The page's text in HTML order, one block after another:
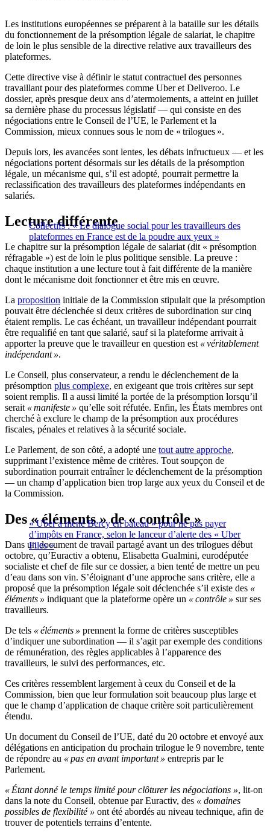
Les institutions européennes se préparent à la bataille sur les détails
du fonctionnement de la présomption légale de salariat, le chapitre
de loin le plus sensible de la directive relative aux travailleurs des
plateformes.
Cette directive vise à définir le statut contractuel des personnes
travaillant pour des plateformes comme Uber et Deliveroo. Le
dossier, après presque deux ans d’atermoiements, a atteint en juillet
sa dernière phase du processus législatif — qui consiste en des
négociations entre le Conseil de l’UE, le Parlement et la
Commission, mieux connues sous le nom de « trilogues ».
Depuis lors, les avancées sont lentes, les débats infructueux — et les
négociations portent désormais sur les détails de la présomption
légale, un mécanisme qui, s’il est adopté, pourrait permettre la
reclassification des travailleurs des plateformes indépendants en
salariés.
Collectifs : « Le dialogue social pour les travailleurs des
plateformes en France est de la poudre aux yeux »
Lecture différente
Le chapitre sur la présomption légale de salariat (dit « présomption
réfragable ») est de loin le plus politique sensible. La preuve :
chaque institution a une lecture tout à fait différente de la manière
dont le mécanisme doit fonctionner et être mis en œuvre.
La proposition initiale de la Commission stipulait que la présomption
pouvait être déclenchée si deux critères de subordination sur cinq
étaient remplis. Le cas échéant, un travailleur indépendant pourrait
être requalifié en tant que salarié, sauf si la plateforme arrivait à
apporter la preuve que le travailleur en question est « véritablement
indépendant ».
Le Conseil, plus conservateur, a rendu le déclenchement de la
présomption plus complexe, en exigeant que trois critères sur sept
soient remplis. Il a aussi limité la portée de la présomption lorsqu’il
serait « manifeste » qu’elle soit réfutée. Enfin, les États membres ont
cherché à exclure le champ de la présomption aux procédures
fiscales, pénales et relatives à la sécurité sociale.
Le Parlement, de son côté, a adopté une tout autre approche,
supprimant l’existence même de critères. Tout soupçon de
subordination pourrait entraîner le déclenchement de la présomption
— un champ d’application bien trop large aux yeux du Conseil et de
la Commission.
« Uber a mené Bercy en bateau » pour ne pas payer
d’impôts en France, selon le lanceur d’alerte des « Uber
Files »
Des « éléments » de « contrôle »
Dans un document de travail partagé avant un des trilogues début
octobre, qu’Euractiv a obtenu, Elisabetta Gualmini, eurodéputée
socialiste et chef de file sur ce dossier, a bien tenté de mettre un peu
d’eau dans son vin. S’éloignant d’une approche sans critère, elle a
proposé que la présomption légale soit déclenchée s’il existe des «
éléments » indiquant que la plateforme opère un « contrôle » sur ses
travailleurs.
De tels « éléments » prennent la forme de critères susceptibles
d’indiquer une subordination — il s’agit par exemple des conditions
de rémunération, des règles applicables à l’apparence des
travailleurs, le suivi des performances, etc.
Ces critères ressemblent largement à ceux du Conseil et de la
Commission, bien que leur formulation soit beaucoup plus large et
que le champ d’application de chaque critère soit particulièrement
étendu.
Un document du Conseil de l’UE, daté du 20 octobre et envoyé aux
délégations en anticipation du prochain trilogue le 9 novembre, tente
de répondre au « pas en avant important » entrepris par le
Parlement.
« Étant donné le temps limité pour clôturer les négociations », lit-on
dans la note du Conseil, obtenue par Euractiv, des « domaines
possibles de flexibilité » ont été abordés au niveau technique, afin de
trouver de potentiels terrains d’entente.